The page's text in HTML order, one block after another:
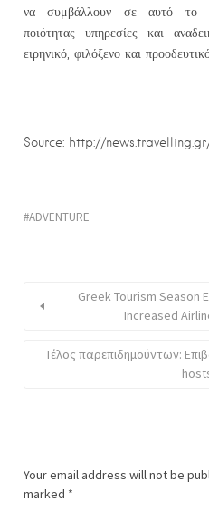
να συμβάλλουν σε αυτό το
ποιότητας υπηρεσίες και
ειρηνικό, φιλόξενο και
Source: http://
ADVENTURE
Greek Tourism Season
Increased
Τέλος παρεπιδημούντων:
Your email address will not be
marked *